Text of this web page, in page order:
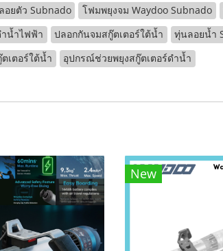
อยตัว Subnado โฟมพยุงจม Waydoo Subnado
น้ำไฟฟ้า ปลอกกันจมสกู๊ตเตอร์ใต้น้ำ ทุ่นลอยน้ำ
เตอร์ใต้น้ำ อุปกรณ์ช่วยพยุงสกู๊ตเตอร์ดำน้ำ
New